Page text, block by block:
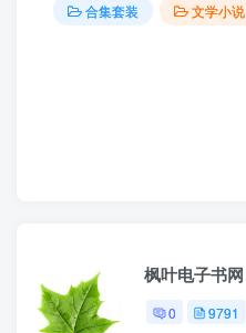
合集套装 文学小说
枫叶电子书网
0 9791